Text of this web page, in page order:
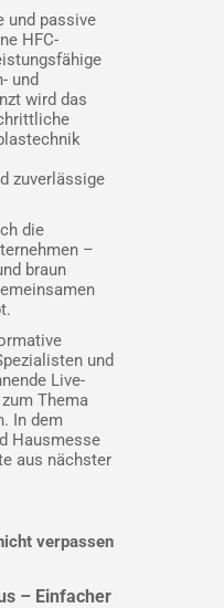
und passive
HFC-
und
wird das
zuverlässige
die
–
braun
und
Live-
Thema
In dem
Hausmesse
aus nächster
verpassen
– Einfacher